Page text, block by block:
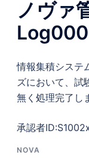
ノヴァ
情報集積システ
ズにおいて、試
無く処理完了し
承認者
NOVA